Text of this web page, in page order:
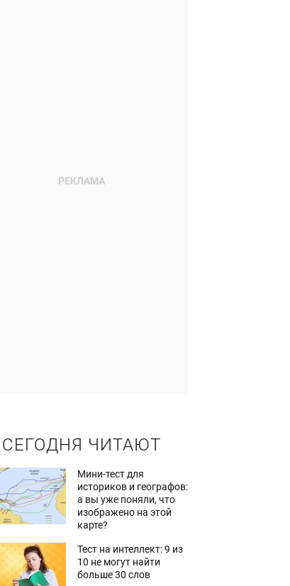
СЕГОДНЯ ЧИТАЮТ
Мини-тест для
историков и географов:
а вы уже поняли, что
изображено на этой
карте?
Тест на интеллект: 9 из
10 не могут найти
больше 30 слов